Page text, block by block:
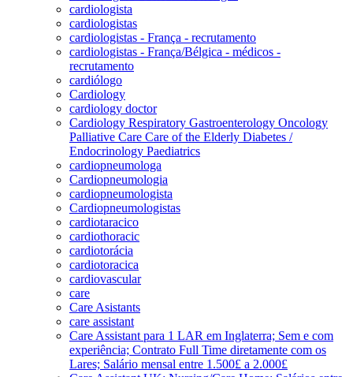
cardiologista
cardiologistas
cardiologistas - França - recrutamento
cardiologistas - França/Bélgica - médicos -
recrutamento
cardiólogo
Cardiology
cardiology doctor
Cardiology Respiratory Gastroenterology Oncology
Palliative Care Care of the Elderly Diabetes /
Endocrinology Paediatrics
cardiopneumologa
Cardiopneumologia
cardiopneumologista
Cardiopneumologistas
cardiotaracico
cardiothoracic
cardiotorácia
cardiotoracica
cardiovascular
care
Care Asistants
care assistant
Care Assistant para 1 LAR em Inglaterra; Sem e com
experiência; Contrato Full Time diretamente com os
Lares; Salário mensal entre 1.500£ a 2.000£